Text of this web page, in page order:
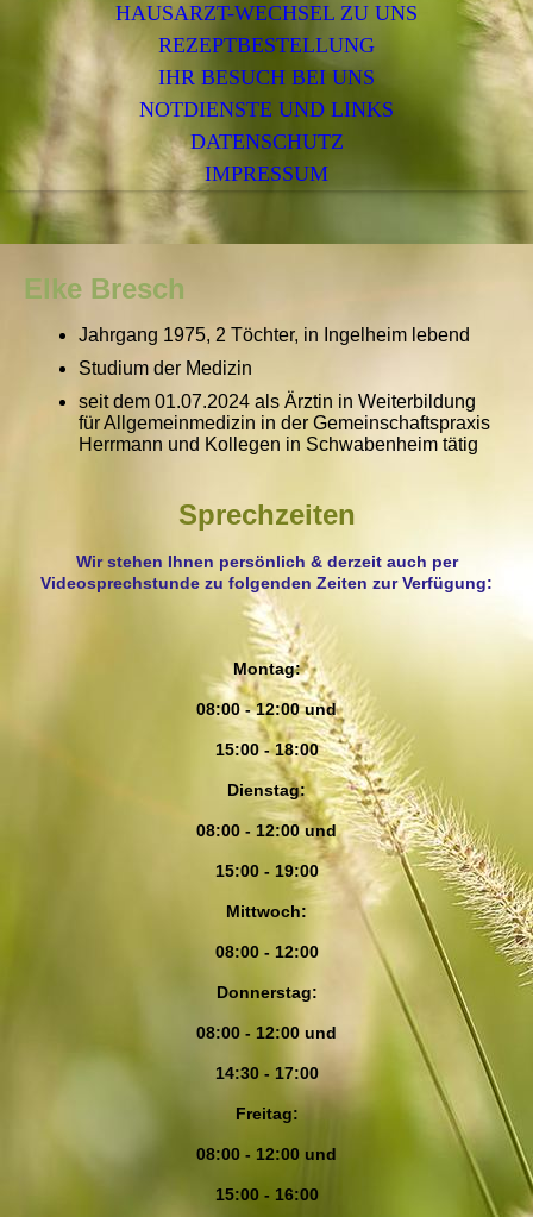
HAUSARZT-WECHSEL ZU UNS
REZEPTBESTELLUNG
IHR BESUCH BEI UNS
NOTDIENSTE UND LINKS
DATENSCHUTZ
IMPRESSUM
Elke Bresch
Jahrgang 1975, 2 Töchter, in Ingelheim lebend
Studium der Medizin
seit dem 01.07.2024 als Ärztin in Weiterbildung
für Allgemeinmedizin in der Gemeinschaftspraxis
Herrmann und Kollegen in Schwabenheim tätig
Sprechzeiten
Wir stehen Ihnen persönlich & derzeit auch per
Videosprechstunde zu folgenden Zeiten zur Verfügung:
Montag:
08:00 - 12:00 und
15:00 - 18:00
Dienstag:
08:00 - 12:00 und
15:00 - 19:00
Mittwoch:
08:00 - 12:00
Donnerstag:
08:00 - 12:00 und
14:30 - 17:00
Freitag:
08:00 - 12:00 und
15:00 - 16:00